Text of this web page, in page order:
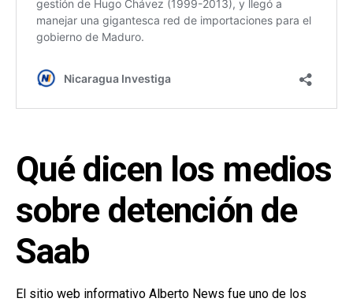
Qué dicen los medios
sobre detención de
Saab
El sitio web informativo Alberto News fue uno de los